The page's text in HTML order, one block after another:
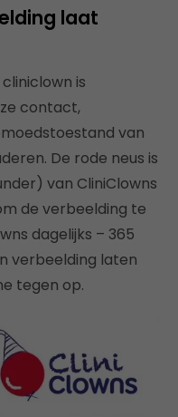
laat
is
contact,
van
De rode neus is
van CliniClowns
de verbeelding te
dagelijks – 365
verbeelding laten
tegen op.